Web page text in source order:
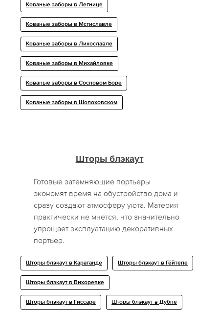
Кованые заборы в Легнице
Кованые заборы в Мстиславле
Кованые заборы в Лихославле
Кованые заборы в Михайловке
Кованые заборы в Сосновом Боре
Кованые заборы в Шолоховском
Шторы блэкаут
Готовые затемняющие портьеры
экономят время на обустройство дома и
сразу создают атмосферу уюта. Материя
практически не мнется, что значительно
упрощает эксплуатацию декоративных
портьер.
Шторы блэкаут в Караганде Шторы блэкаут в Гёйтепе
Шторы блэкаут в Вихоревке
Шторы блэкаут в Гиссаре Шторы блэкаут в Дубне